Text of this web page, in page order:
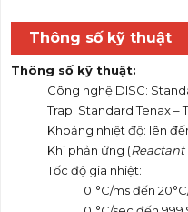
Thông số kỹ thuật
Thông số kỹ thuật:
Công nghệ DISC:
Trap: Standard Tenax –
Khoảng nhiệt độ: lên
Khí phản ứng (Reactant
Tốc độ gia nhiệt:
01°C/ms đến